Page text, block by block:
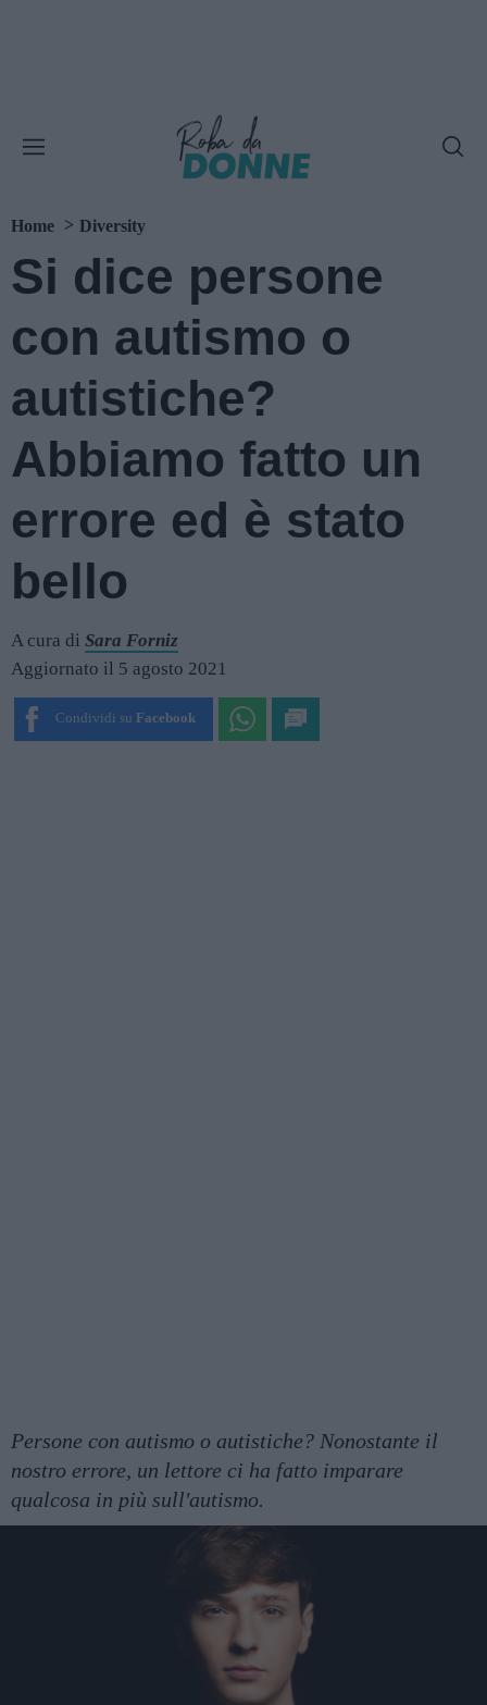
Home Diversity
Si dice persone
con autismo o
autistiche?
Abbiamo fatto un
errore ed è stato
bello
A cura di Sara Forniz
Aggiornato il 5 agosto 2021
Condividi su Facebook
Persone con autismo o autistiche? Nonostante il
nostro errore, un lettore ci ha fatto imparare
qualcosa in più sull'autismo.